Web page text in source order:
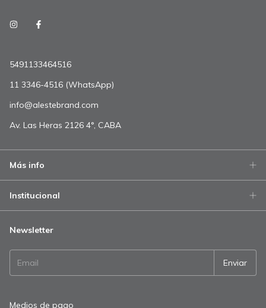
5491133464516
11 3346-4516 (WhatsApp)
info@alestebrand.com
Av. Las Heras 2126 4°, CABA
Más info
Institucional
Newsletter
Medios de pago